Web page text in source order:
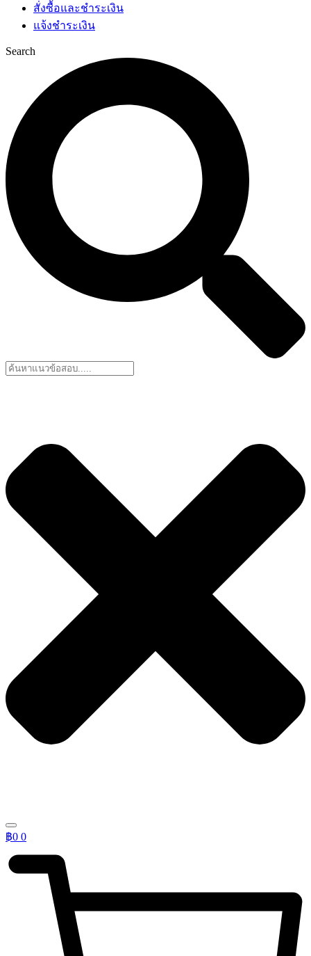
สั่งซื้อและชำระเงิน
แจ้งชำระเงิน
Search
฿0 0